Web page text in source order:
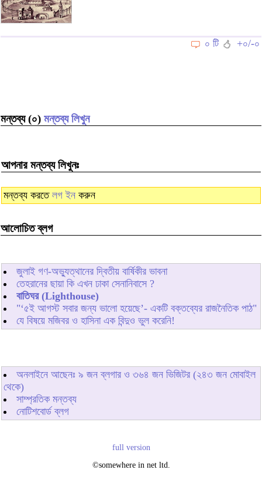
০ টি +০/-০
মন্তব্য (০) মন্তব্য লিখুন
আপনার মন্তব্য লিখুনঃ
মন্তব্য করতে লগ ইন করুন
আলোচিত ব্লগ
জুলাই গণ-অভ্যুত্থানের দ্বিতীয় বার্ষিকীর ভাবনা
তেহরানের ছায়া কি এখন ঢাকা সেনানিবাসে ?
বাতিঘর (Lighthouse)
"‘৫ই আগস্ট সবার জন্য ভালো হয়েছে’- একটি বক্তব্যের রাজনৈতিক পাঠ"
যে বিষয়ে মজিবর ও হাসিনা এক বিন্দুও ভুল করেনি!
অনলাইনে আছেনঃ ৯ জন ব্লগার ও ৩৬৪ জন ভিজিটর (২৪৩ জন মোবাইল
থেকে)
সাম্প্রতিক মন্তব্য
নোটিশবোর্ড ব্লগ
full version
©somewhere in net ltd.